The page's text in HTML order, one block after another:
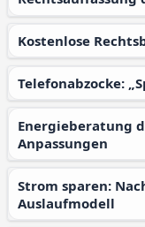
Kostenlose
Telefonabzocke:
Energieberatung der Verbraucherzentrale begrüßt
Anpassungen
Strom sparen: Nachtspeicherheizung – ein
Auslaufmodell